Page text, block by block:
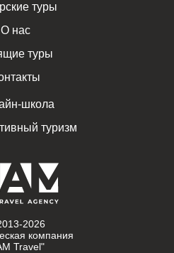
2026
компания
Travel"
туры
О нас
туры
школа
туризм